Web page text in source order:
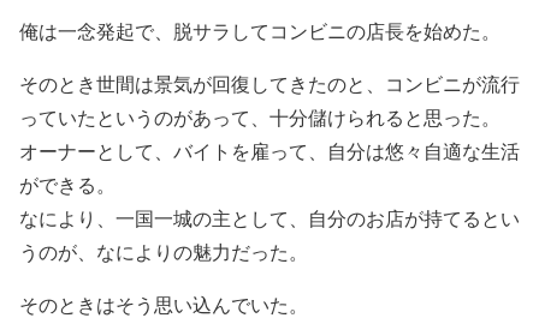
俺は一念発起で、脱サラしてコンビニの店長を始めた。
そのとき世間は景気が回復してきたのと、コンビニが流行
っていたというのがあって、十分儲けられると思った。
オーナーとして、バイトを雇って、自分は悠々自適な生活
ができる。
なにより、一国一城の主として、自分のお店が持てるとい
うのが、なによりの魅力だった。
そのときはそう思い込んでいた。